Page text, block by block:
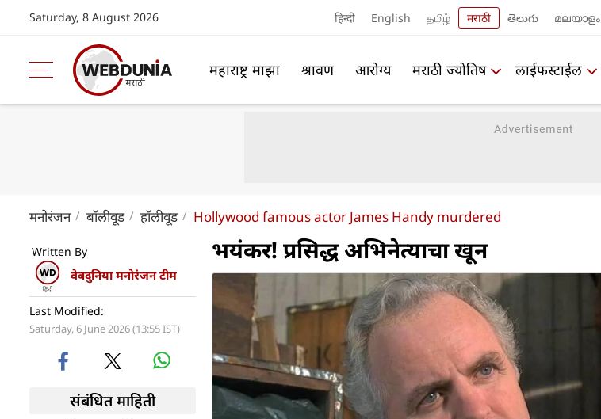
Saturday, 8 August 2026 हिन्दी English தமிழ் मराठी తెలుగు മലയാളം
महाराष्ट्र माझा श्रावण आरोग्य मराठी ज्योतिष लाईफस्टाईल
मनोरंजन बॉलीवूड हॉलीवूड Hollywood famous actor James Handy murdered
Written By
वेबदुनिया मनोरंजन टीम
Last Modified:
Saturday, 6 June 2026 (13:55 IST)
संबंधित माहिती
भयंकर! प्रसिद्ध अभिनेत्याचा खून